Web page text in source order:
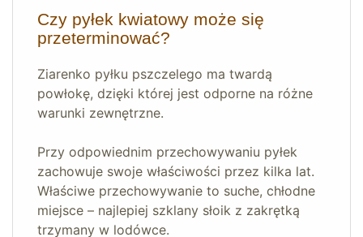
Czy pyłek kwiatowy może się
przeterminować?
Ziarenko pyłku pszczelego ma twardą
powłokę, dzięki której jest odporne na różne
warunki zewnętrzne.
Przy odpowiednim przechowywaniu pyłek
zachowuje swoje właściwości przez kilka lat.
Właściwe przechowywanie to suche, chłodne
miejsce – najlepiej szklany słoik z zakrętką
trzymany w lodówce.